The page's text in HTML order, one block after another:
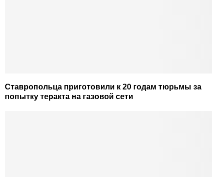
Ставропольца приготовили к 20 годам тюрьмы за
попытку теракта на газовой сети